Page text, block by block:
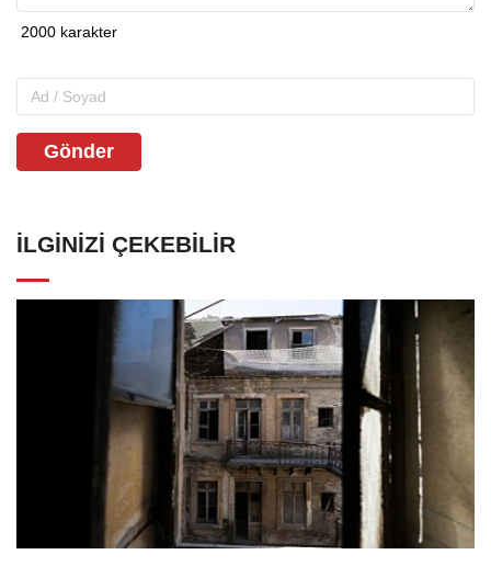
Gönder
İLGINIZI ÇEKEBILIR